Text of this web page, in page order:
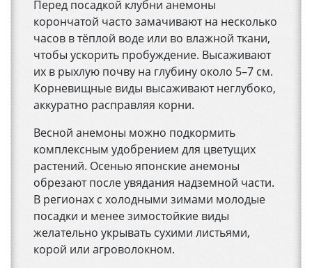
Перед посадкой клубни анемоны
корончатой часто замачивают на несколько
часов в тёплой воде или во влажной ткани,
чтобы ускорить пробуждение. Высаживают
их в рыхлую почву на глубину около 5–7 см.
Корневищные виды высаживают неглубоко,
аккуратно расправляя корни.
Весной анемоны можно подкормить
комплексным удобрением для цветущих
растений. Осенью японские анемоны
обрезают после увядания надземной части.
В регионах с холодными зимами молодые
посадки и менее зимостойкие виды
желательно укрывать сухими листьями,
корой или агроволокном.